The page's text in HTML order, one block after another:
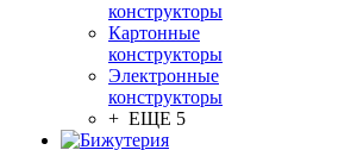
конструкторы
Картонные
конструкторы
Электронные
конструкторы
+ ЕЩЕ 5